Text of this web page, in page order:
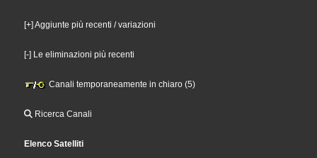
[+] Aggiunte più recenti / variazioni
[-] Le eliminazioni più recenti
Canali temporaneamente in chiaro (5)
Ricerca Canali
Elenco Satelliti